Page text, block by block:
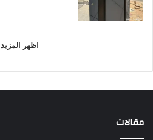
اظهر المزيد
مقالات